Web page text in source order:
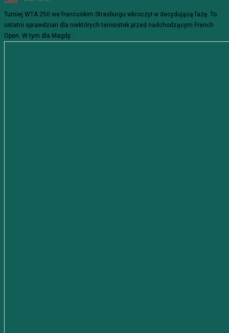
Turniej WTA 250 we francuskim Strasburgu wkroczył w decydującą fazę. To
ostatni sprawdzian dla niektórych tenisistek przed nadchodzącym French
Open. W tym dla Magdy...